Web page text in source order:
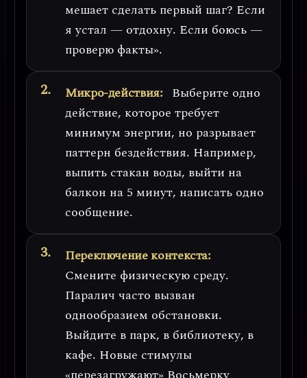
мешает сделать первый шаг? Если
я устал — отдохну. Если боюсь —
проверю факты».
Микро-действия: Выберите одно
действие, которое требует
минимум энергии, но разрывает
паттерн бездействия. Например,
выпить стакан воды, выйти на
балкон на 5 минут, написать одно
сообщение.
Переключение контекста:
Смените физическую среду.
Паралич часто вызван
однообразием обстановки.
Выйдите в парк, в библиотеку, в
кафе. Новые стимулы